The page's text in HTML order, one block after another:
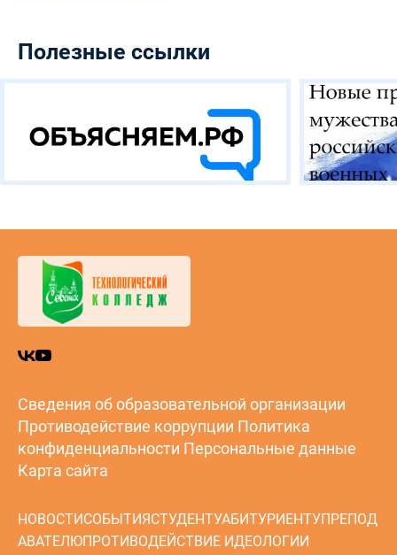
Полезные ссылки
Сведения об образовательной организации
Противодействие коррупции Политика
конфиденциальности Персональные данные
Карта сайта
НОВОСТИСОБЫТИЯСТУДЕНТУАБИТУРИЕНТУПРЕПОД
АВАТЕЛЮПРОТИВОДЕЙСТВИЕ ИДЕОЛОГИИ